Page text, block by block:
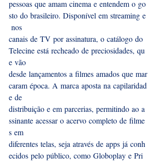
pessoas que amam cinema e entendem o go
sto do brasileiro. Disponível em streaming e
nos
canais de TV por assinatura, o catálogo do
Telecine está recheado de preciosidades, qu
e vão
desde lançamentos a filmes amados que mar
caram época. A marca aposta na capilaridad
e de
distribuição e em parcerias, permitindo ao a
ssinante acessar o acervo completo de filme
s em
diferentes telas, seja através de apps já conh
ecidos pelo público, como Globoplay e Pri